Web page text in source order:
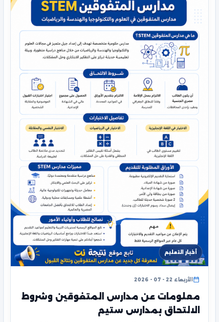
أخبار التعليم
الأربعاء 22 - 07 - 2026
معلومات عن مدارس المتفوقين وشروط
الالتحاق بمدارس ستيم